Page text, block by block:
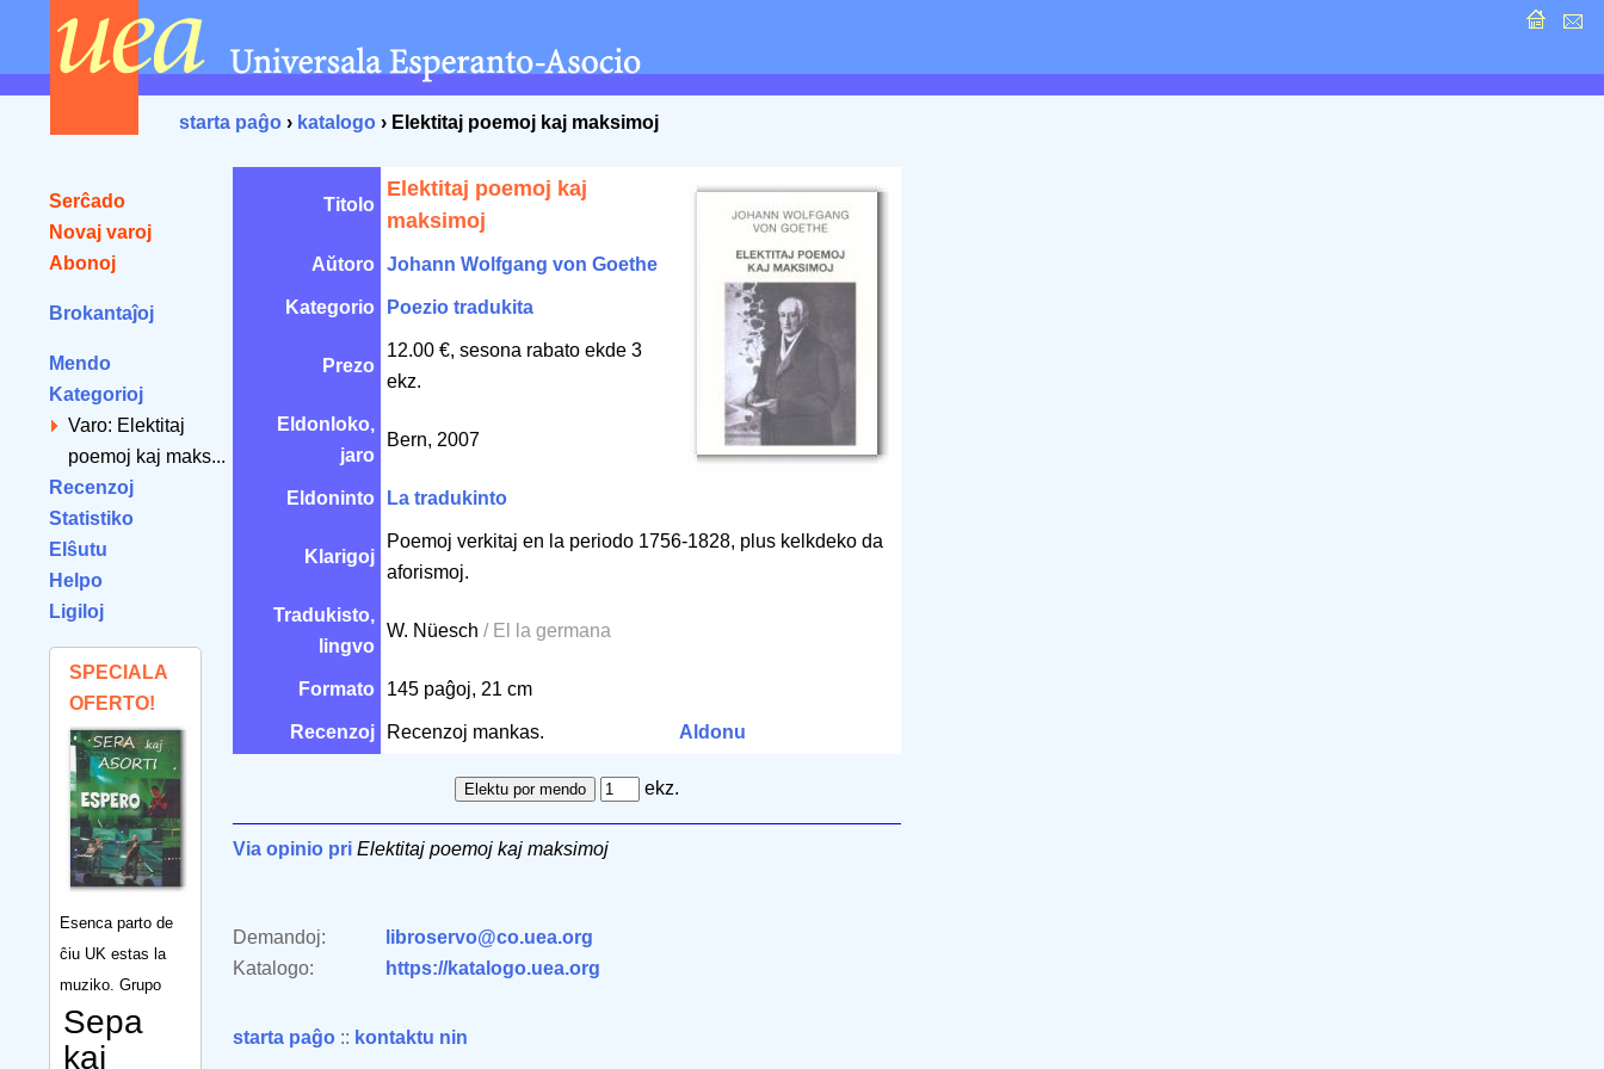
starta paĝo › katalogo › Elektitaj poemoj kaj maksimoj
Serĉado
Novaj varoj
Abonoj
Brokantaĵoj
Mendo
Kategorioj
Varo: Elektitaj
poemoj kaj maks...
Recenzoj
Statistiko
Elŝutu
Helpo
Ligiloj
SPECIALA
OFERTO!
Esenca parto de
ĉiu UK estas la
muziko. Grupo
Sepa
kaj
Titolo
Elektitaj poemoj kaj
maksimoj
Aŭtoro Johann Wolfgang von Goethe
Kategorio Poezio tradukita
Prezo
12.00 €, sesona rabato ekde 3
ekz.
Eldonloko,
jaro
Bern, 2007
Eldoninto La tradukinto
Klarigoj
Poemoj verkitaj en la periodo 1756-1828, plus kelkdeko da
aforismoj.
Tradukisto,
lingvo
W. Nüesch / El la germana
Formato 145 paĝoj, 21 cm
Recenzoj Recenzoj mankas. Aldonu
ekz.
Via opinio pri Elektitaj poemoj kaj maksimoj
Demandoj:
libroservo@co.uea.org
Katalogo:
https://katalogo.uea.org
starta paĝo :: kontaktu nin